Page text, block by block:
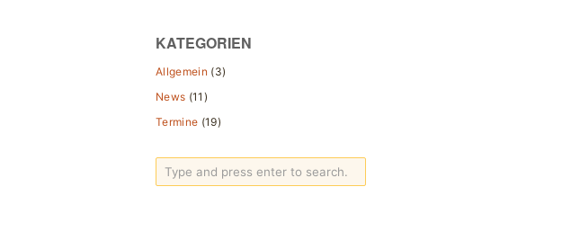
KATEGORIEN
Allgemein (3)
News (11)
Termine (19)